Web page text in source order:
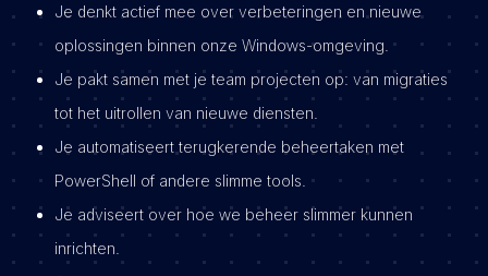
Je denkt actief mee over verbeteringen en nieuwe
oplossingen binnen onze Windows-omgeving.
Je pakt samen met je team projecten op: van migraties
tot het uitrollen van nieuwe diensten.
Je automatiseert terugkerende beheertaken met
PowerShell of andere slimme tools.
Je adviseert over hoe we beheer slimmer kunnen
inrichten.